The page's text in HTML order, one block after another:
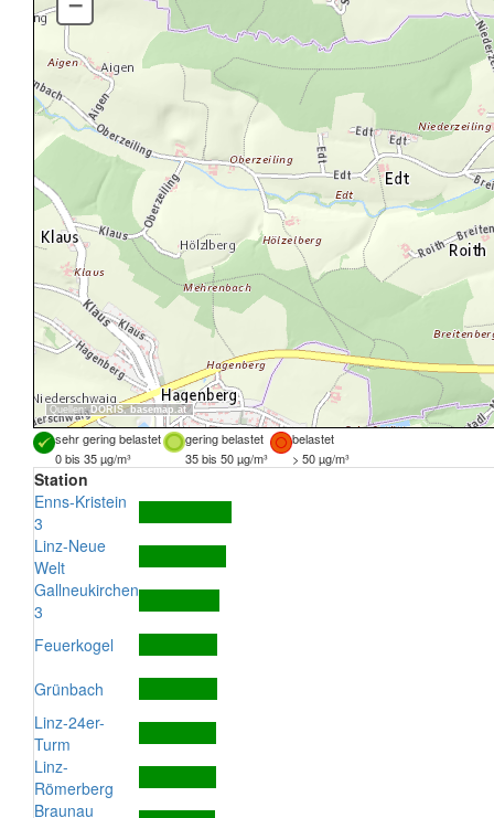
Quellen: DORIS,basemap.at
sehr gering belastet gering belastet
belastet
0 bis 35 µg/m³
35 bis 50 µg/m³ > 50 µg/m³
Station
Enns-Kristein
3
Linz-Neue
Welt
Gallneukirchen
3
Feuerkogel
Grünbach
Linz-24er-
Turm
Linz-
Römerberg
Braunau